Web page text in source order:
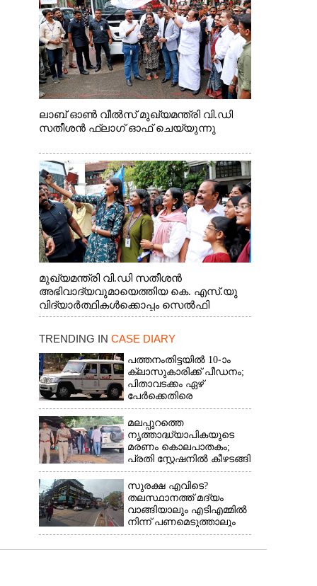
ലാബ് ഓൺ വീൽസ് മുഖ്യമന്ത്രി വി.ഡി
സതീശൻ ഫ്ലാഗ് ഓഫ് ചെയ്യുന്നു
മുഖ്യമന്ത്രി വി.ഡി സതീശൻ
അഭിവാദ്യവുമായെത്തിയ കെ. എസ്.യു
വിദ്യാർത്ഥികൾക്കൊപ്പം സെൽഫി
എടുത്തപ്പോൾ
TRENDING IN CASE DIARY
പത്തനംതിട്ടയിൽ 10-ാം
ക്ലാസുകാരിക്ക് പീഡനം;
പിതാവടക്കം ഏഴ്
പേർക്കെതിരെ
വെളിപ്പെടുത്തൽ,
മൂന്നുപേർ അറസ്റ്റിൽ
മലപ്പുറത്തെ
നൃത്താദ്ധ്യാപികയുടെ
മരണം കൊലപാതകം;
പ്രതി സ്റ്റേഷനിൽ കീഴടങ്ങി
സുരക്ഷ എവിടെ?​
തലസ്ഥാനത്ത് മദ്യം
വാങ്ങിയാലും എടിഎമ്മിൽ
നിന്ന് പണമെടുത്താലും
പങ്കുചോദിച്ച്